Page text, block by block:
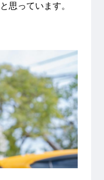
思っています。